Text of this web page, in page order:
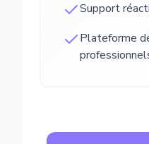
Support
Plateforme